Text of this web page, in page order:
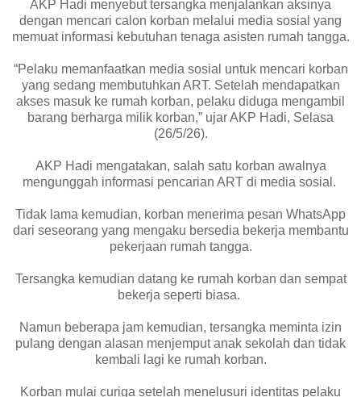
AKP Hadi menyebut tersangka menjalankan aksinya
dengan mencari calon korban melalui media sosial yang
memuat informasi kebutuhan tenaga asisten rumah tangga.
“Pelaku memanfaatkan media sosial untuk mencari korban
yang sedang membutuhkan ART. Setelah mendapatkan
akses masuk ke rumah korban, pelaku diduga mengambil
barang berharga milik korban,” ujar AKP Hadi, Selasa
(26/5/26).
AKP Hadi mengatakan, salah satu korban awalnya
mengunggah informasi pencarian ART di media sosial.
Tidak lama kemudian, korban menerima pesan WhatsApp
dari seseorang yang mengaku bersedia bekerja membantu
pekerjaan rumah tangga.
Tersangka kemudian datang ke rumah korban dan sempat
bekerja seperti biasa.
Namun beberapa jam kemudian, tersangka meminta izin
pulang dengan alasan menjemput anak sekolah dan tidak
kembali lagi ke rumah korban.
Korban mulai curiga setelah menelusuri identitas pelaku